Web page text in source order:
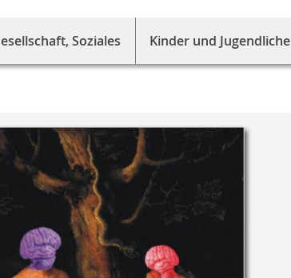
Soziales Kinder und Jugendliche